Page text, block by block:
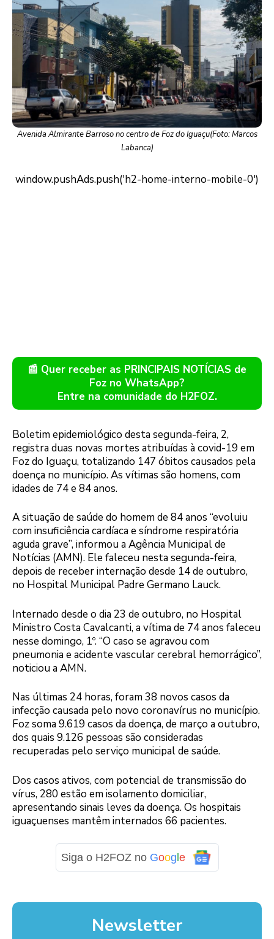
Avenida Almirante Barroso no centro de Foz do Iguaçu(Foto: Marcos
Labanca)
📰 Quer receber as PRINCIPAIS NOTÍCIAS de
Foz no WhatsApp?
Entre na comunidade do H2FOZ.
Boletim epidemiológico desta segunda-feira, 2,
registra duas novas mortes atribuídas à covid-19 em
Foz do Iguaçu, totalizando 147 óbitos causados pela
doença no município. As vítimas são homens, com
idades de 74 e 84 anos.
A situação de saúde do homem de 84 anos “evoluiu
com insuficiência cardíaca e síndrome respiratória
aguda grave”, informou a Agência Municipal de
Notícias (AMN). Ele faleceu nesta segunda-feira,
depois de receber internação desde 14 de outubro,
no Hospital Municipal Padre Germano Lauck.
Internado desde o dia 23 de outubro, no Hospital
Ministro Costa Cavalcanti, a vítima de 74 anos faleceu
nesse domingo, 1º. “O caso se agravou com
pneumonia e acidente vascular cerebral hemorrágico”,
noticiou a AMN.
Nas últimas 24 horas, foram 38 novos casos da
infecção causada pelo novo coronavírus no município.
Foz soma 9.619 casos da doença, de março a outubro,
dos quais 9.126 pessoas são consideradas
recuperadas pelo serviço municipal de saúde.
Dos casos ativos, com potencial de transmissão do
vírus, 280 estão em isolamento domiciliar,
apresentando sinais leves da doença. Os hospitais
iguaçuenses mantêm internados 66 pacientes.
Siga o H2FOZ no Goog e
Newsletter